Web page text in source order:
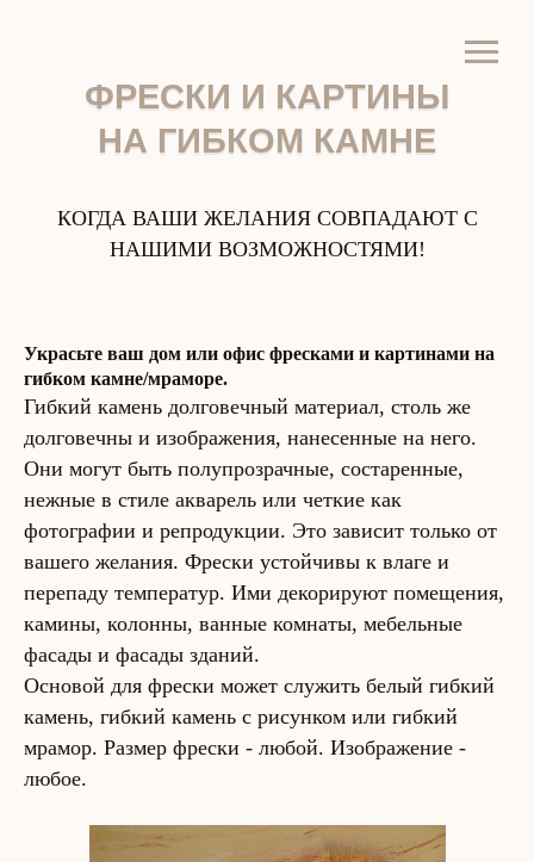
ФРЕСКИ И КАРТИНЫ
НА ГИБКОМ КАМНЕ
ФРЕСКИ И КАРТИНЫ
НА ГИБКОМ КАМНЕ
КОГДА ВАШИ ЖЕЛАНИЯ СОВПАДАЮТ С
НАШИМИ ВОЗМОЖНОСТЯМИ!
Украсьте ваш дом или офис фресками и картинами на
гибком камне/мраморе.
Гибкий камень долговечный материал, столь же
долговечны и изображения, нанесенные на него.
Они могут быть полупрозрачные, состаренные,
нежные в стиле акварель или четкие как
фотографии и репродукции. Это зависит только от
вашего желания. Фрески устойчивы к влаге и
перепаду температур. Ими декорируют помещения,
камины, колонны, ванные комнаты, мебельные
фасады и фасады зданий.
Основой для фрески может служить белый гибкий
камень, гибкий камень с рисунком или гибкий
мрамор. Размер фрески - любой. Изображение -
любое.